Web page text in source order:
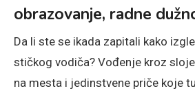
obrazovanje, radne
Da li ste se ikada zapitali kako
stičkog vodiča? Vođenje kroz
na mesta i jedinstvene priče koje